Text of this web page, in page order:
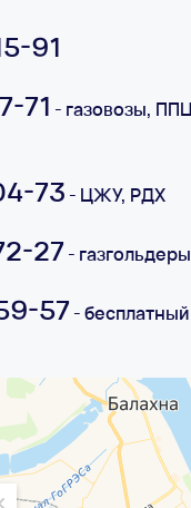
91
71 - газовозы,
73 - ЦЖУ, РДХ
27 -
57 -